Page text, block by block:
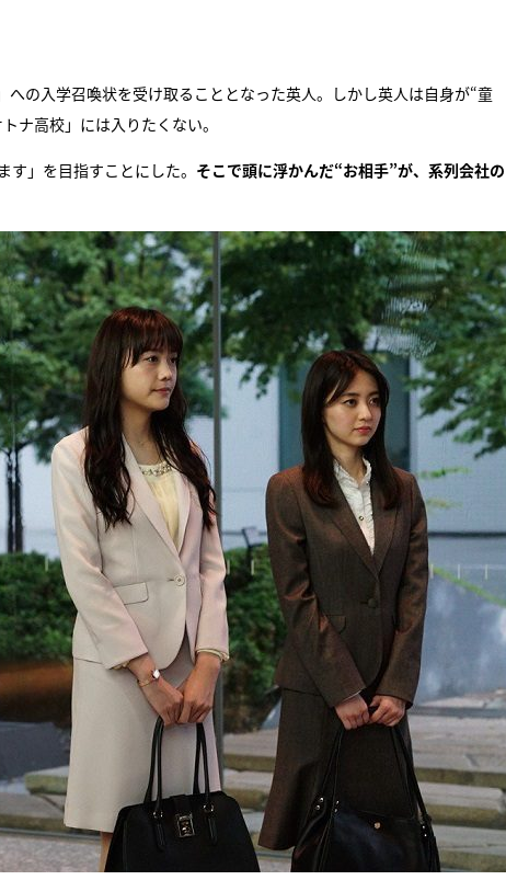
の入学召喚状を受け取ることとなった英人。しかし英人は自身が“童
ナ高校」には入りたくない。
」を目指すことにした。 そこで頭に浮かんだ“お相手”が、系列会社の